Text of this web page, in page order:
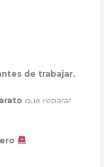
de trabajar.
que reparar